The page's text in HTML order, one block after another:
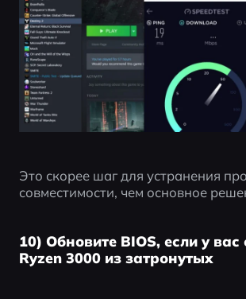
Это скорее шаг для устранения
совместимости, чем основное
10) Обновите BIOS, если у вас
Ryzen 3000 из затронутых